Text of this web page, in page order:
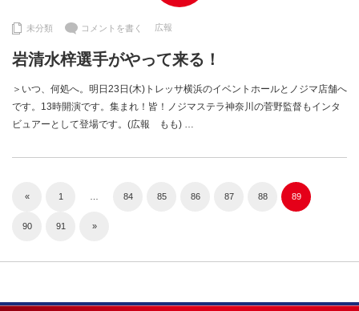
未分類 コメントを書く 広報
岩清水梓選手がやって来る！
＞いつ、何処へ。明日23日(木)トレッサ横浜のイベントホールとノジマ店舗へ
です。13時開演です。集まれ！皆！ノジマステラ神奈川の菅野監督もインタ
ビュアーとして登場です。(広報 もも) …
« 1 84 85 86 87 88 89
90 91 »